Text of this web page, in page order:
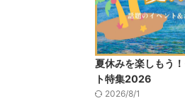
夏休みを楽しもう
ト特集2026
2026/8/1